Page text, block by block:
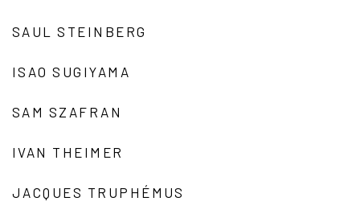
SAUL STEINBERG
ISAO SUGIYAMA
SAM SZAFRAN
IVAN THEIMER
JACQUES TRUPHÉMUS